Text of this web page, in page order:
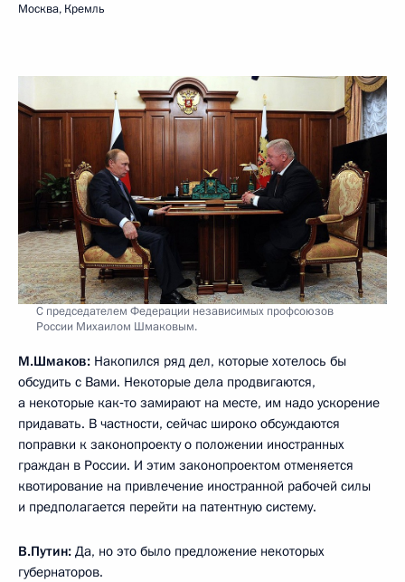
Москва, Кремль
С председателем Федерации независимых профсоюзов
России Михаилом Шмаковым.
М.Шмаков: Накопился ряд дел, которые хотелось бы
обсудить с Вами. Некоторые дела продвигаются,
а некоторые как‑то замирают на месте, им надо ускорение
придавать. В частности, сейчас широко обсуждаются
поправки к законопроекту о положении иностранных
граждан в России. И этим законопроектом отменяется
квотирование на привлечение иностранной рабочей силы
и предполагается перейти на патентную систему.
В.Путин: Да, но это было предложение некоторых
губернаторов.